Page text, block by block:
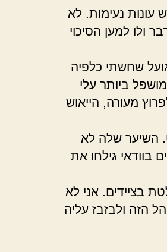
עונות נעימות. לא
ולו למען הסיכוי
שחשתי כלפיה
ביותר עלי
מעורה, הייאוש
השיער שלה לא
בוודאי גילחו את
בציידים. אני לא
הזה ולבזבז עליה